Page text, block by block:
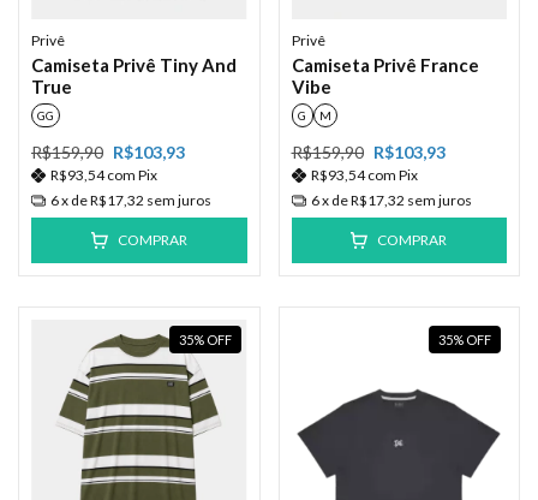
Privê
Camiseta Privê Tiny And
True
GG
R$159,90 R$103,93
R$93,54com Pix
6x deR$17,32 sem juros
COMPRAR
Privê
Camiseta Privê France
Vibe
G M
R$159,90 R$103,93
R$93,54com Pix
6x deR$17,32 sem juros
COMPRAR
35% OFF 35% OFF